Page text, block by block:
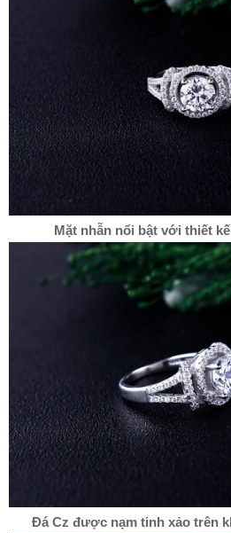
Mặt nhẫn nổi bật với thiết
Đá Cz được nạm tinh xảo trên